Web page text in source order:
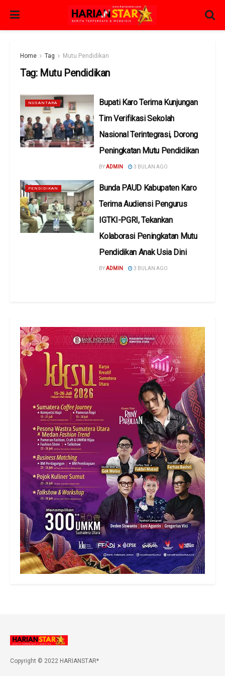
Home Tag Mutu Pendidikan
Tag: Mutu Pendidikan
NUSANTARA
Bupati Karo Terima Kunjungan
Tim Verifikasi Sekolah
Nasional Terintegrasi, Dorong
Peningkatan Mutu Pendidikan
BYADMIN 3 BULAN AGO
PENDIDIKAN
Bunda PAUD Kabupaten Karo
Terima Audiensi Pengurus
IGTKI-PGRI, Tekankan
Kolaborasi Peningkatan Mutu
Pendidikan Anak Usia Dini
BYADMIN 3 BULAN AGO
Copyright © 2022 HARIANSTAR*